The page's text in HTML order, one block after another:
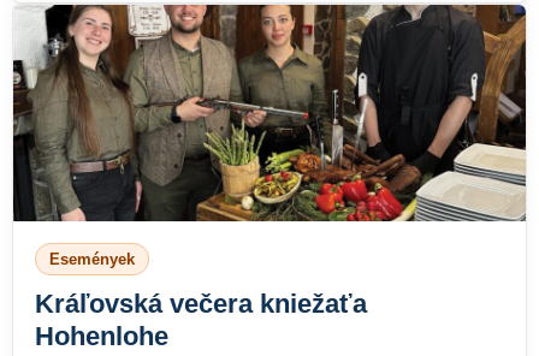
Események
Kráľovská večera kniežaťa
Hohenlohe